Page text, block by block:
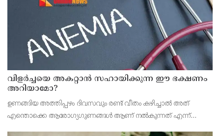
വിളർച്ചയെ അകറ്റാൻ സഹായിക്കുന്ന ഈ ഭക്ഷണം
അറിയാമോ?
ഉണങ്ങിയ അത്തിപ്പഴം ദിവസവും രണ്ട് വീതം കഴിച്ചാൽ അത്
എന്തൊക്കെ ആരോഗ്യഗുണങ്ങൾ ആണ് നൽകുന്നത് എന്ന്